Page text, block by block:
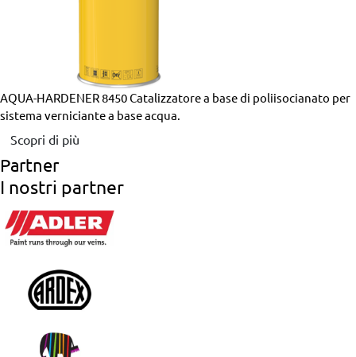
AQUA-HARDENER 8450Catalizzatore a base di poliisocianato per
sistema verniciante a base acqua.
Scopri di più
Partner
I nostri partner